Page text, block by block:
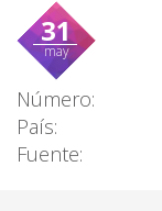
31
may
Número:
País:
Fuente: